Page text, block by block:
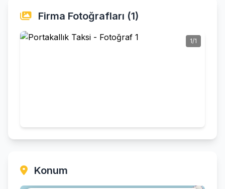
Firma Fotoğrafları (1)
1/1
Konum